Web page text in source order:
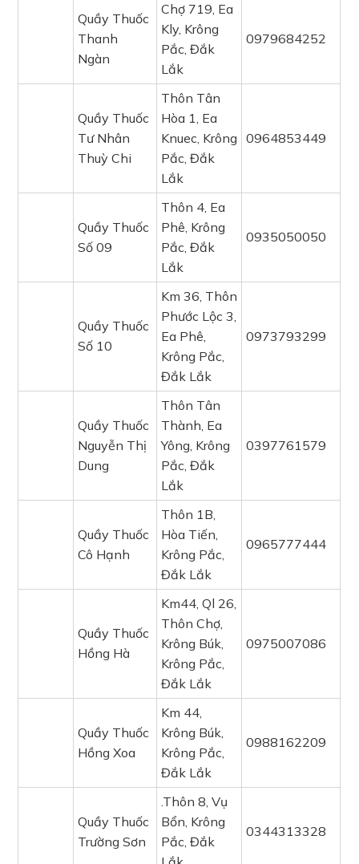
Quầy Thuốc
Thanh
Ngàn
Chợ 719, Ea
Kly, Krông
Pắc, Đắk
Lắk
0979684252
Quầy Thuốc
Tư Nhân
Thuỳ Chi
Thôn Tân
Hòa 1, Ea
Knuec, Krông
Pắc, Đắk
Lắk
0964853449
Quầy Thuốc
Số 09
Thôn 4, Ea
Phê, Krông
Pắc, Đắk
Lắk
0935050050
Quầy Thuốc
Số 10
Km 36, Thôn
Phước Lộc 3,
Ea Phê,
Krông Pắc,
Đắk Lắk
0973793299
Quầy Thuốc
Nguyễn Thị
Dung
Thôn Tân
Thành, Ea
Yông, Krông
Pắc, Đắk
Lắk
0397761579
Quầy Thuốc
Cô Hạnh
Thôn 1B,
Hòa Tiến,
Krông Pắc,
Đắk Lắk
0965777444
Quầy Thuốc
Hồng Hà
Km44, Ql 26,
Thôn Chợ,
Krông Búk,
Krông Pắc,
Đắk Lắk
0975007086
Quầy Thuốc
Hồng Xoa
Km 44,
Krông Búk,
Krông Pắc,
Đắk Lắk
0988162209
Quầy Thuốc
Trường Sơn
.Thôn 8, Vụ
Bổn, Krông
Pắc, Đắk
0344313328